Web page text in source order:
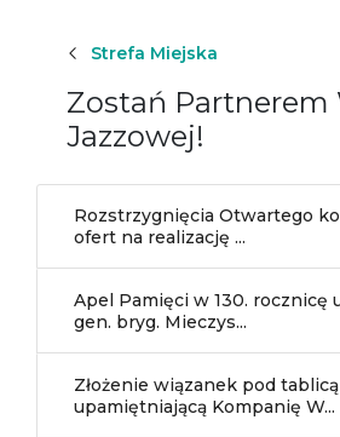
Strefa Miejska
Zostań Partnerem
Jazzowej!
Rozstrzygnięcia Otwartego
ofert na realizację ...
Apel Pamięci w 130. rocznicę
gen. bryg. Mieczys...
Złożenie wiązanek pod tablicą
upamiętniającą Kompanię W...